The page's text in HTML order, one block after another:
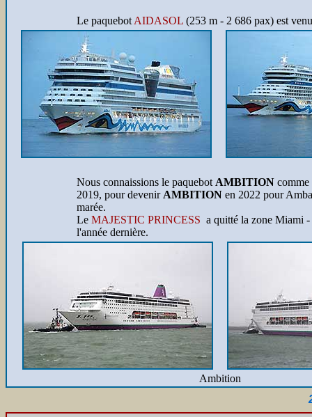
Le paquebot AIDASOL (253 m - 2 686 pax) est
Nous connaissions le paquebot AMBITION comme
2019, pour devenir AMBITION en 2022 pour
marée.
Le MAJESTIC PRINCESS a quitté la zone Miami
l'année dernière.
Ambition